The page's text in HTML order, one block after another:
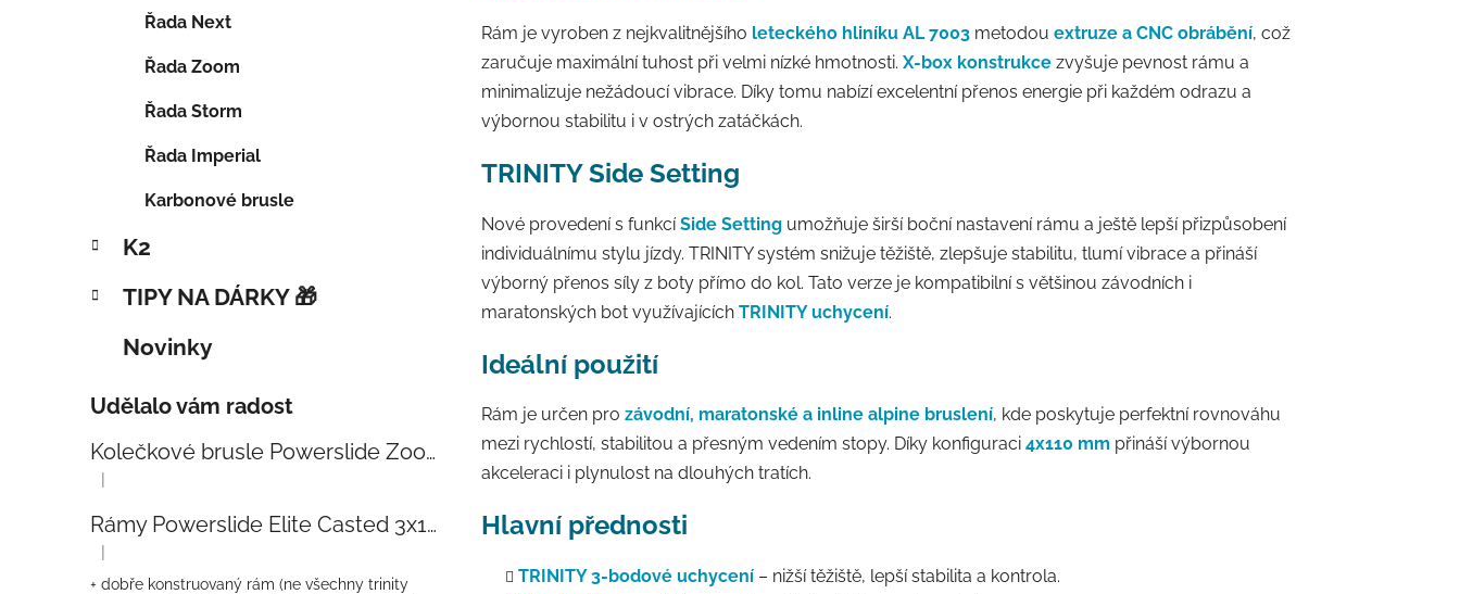
Řada Next
Řada Zoom
Řada Storm
Řada Imperial
Karbonové brusle
K2
TIPY NA DÁRKY 🎁
Novinky
Udělalo vám radost
Kolečkové brusle Powerslide Zoom Baby Blue 80
Hodnocení produktu je 5 z 5 hvězdiček.
|
Rámy Powerslide Elite Casted 3x110 Trinity 270mm
Hodnocení produktu je 4 z 5 hvězdiček.
|
+ dobře konstruovaný rám (ne všechny trinity
Rám je vyroben z nejkvalitnějšího leteckého hliníku AL 7003 metodou extruze a CNC obrábění, což
zaručuje maximální tuhost při velmi nízké hmotnosti. X-box konstrukce zvyšuje pevnost rámu a
minimalizuje nežádoucí vibrace. Díky tomu nabízí excelentní přenos energie při každém odrazu a
výbornou stabilitu i v ostrých zatáčkách.
TRINITY Side Setting
Nové provedení s funkcíSide Setting umožňuje širší boční nastavení rámu a ještě lepší přizpůsobení
individuálnímu stylu jízdy. TRINITY systém snižuje těžiště, zlepšuje stabilitu, tlumí vibrace a přináší
výborný přenos síly z boty přímo do kol. Tato verze je kompatibilní s většinou závodních i
maratonských bot využívajících TRINITY uchycení.
Ideální použití
Rám je určen pro závodní, maratonské a inline alpine bruslení, kde poskytuje perfektní rovnováhu
mezi rychlostí, stabilitou a přesným vedením stopy. Díky konfiguraci 4x110 mm přináší výbornou
akceleraci i plynulost na dlouhých tratích.
Hlavní přednosti
TRINITY 3-bodové uchycení – nižší těžiště, lepší stabilita a kontrola.